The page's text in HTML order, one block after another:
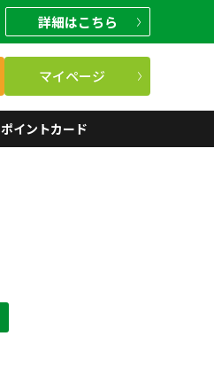
詳細はこちら
マイページ
ポイントカード